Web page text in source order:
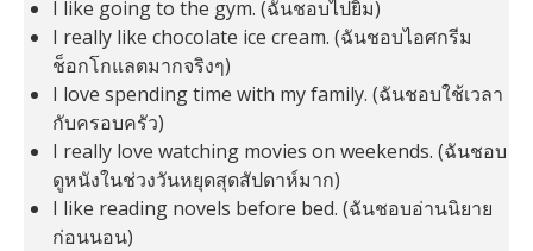
I like going to the gym. (ฉันชอบไปยิม)
I really like chocolate ice cream. (ฉันชอบไอศกรีม
ช็อกโกแลตมากจริงๆ)
I love spending time with my family. (ฉันชอบใช้เวลา
กับครอบครัว)
I really love watching movies on weekends. (ฉันชอบ
ดูหนังในช่วงวันหยุดสุดสัปดาห์มาก)
I like reading novels before bed. (ฉันชอบอ่านนิยาย
ก่อนนอน)